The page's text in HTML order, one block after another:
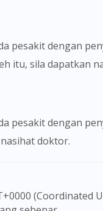
pesakit dengan
itu, sila dapatkan
pesakit dengan
doktor.